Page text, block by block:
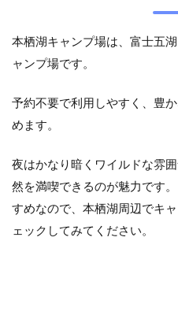
本栖湖キャンプ場は、富士五
ャンプ場です。
予約不要で利用しやすく、豊
めます。
夜はかなり暗くワイルドな雰
然を満喫できるのが魅力です
すめなので、本栖湖周辺でキ
ェックしてみてください。